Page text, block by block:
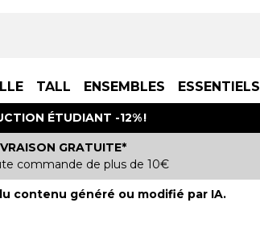
TALL ENSEMBLES ESSENTIELS
ÉTUDIANT -12% !
GRATUITE*
commande de plus de 10€
contenu généré ou modifié par IA.